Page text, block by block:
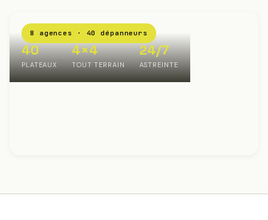
8 agences · 40 dépanneurs
40
PLATEAUX
4×4
TOUT TERRAIN
24/7
ASTREINTE